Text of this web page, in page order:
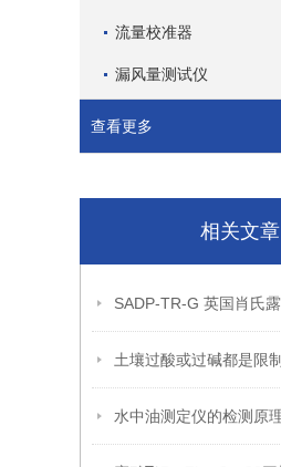
流量校准器
漏风量测试仪
查看更多
相关文章